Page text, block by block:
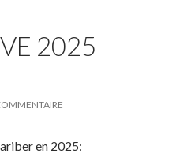
2025
en 2025: